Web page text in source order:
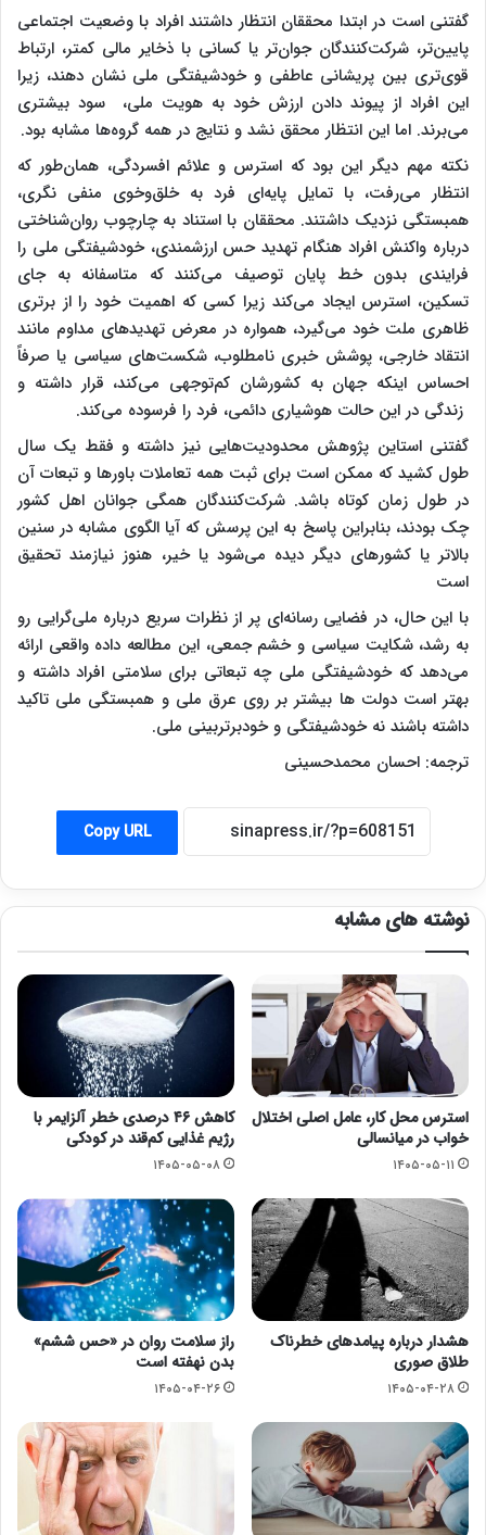
گفتنی است در ابتدا محققان انتظار داشتند افراد با وضعیت اجتماعی
پایین‌تر، شرکت‌کنندگان جوان‌تر یا کسانی با ذخایر مالی کمتر، ارتباط
قوی‌تری بین پریشانی عاطفی و خودشیفتگی ملی نشان دهند، زیرا
این افراد از پیوند دادن ارزش خود به هویت ملی، سود بیشتری
می‌برند. اما این انتظار محقق نشد و نتایج در همه گروه‌ها مشابه بود.
نکته مهم دیگر این بود که استرس و علائم افسردگی، همان‌طور که
انتظار می‌رفت، با تمایل پایه‌ای فرد به خلق‌وخوی منفی نگری،
همبستگی نزدیک داشتند. محققان با استناد به چارچوب روان‌شناختی
درباره واکنش افراد هنگام تهدید حس ارزشمندی، خودشیفتگی ملی را
فرایندی بدون خط پایان توصیف می‌کنند که متاسفانه به جای
تسکین، استرس ایجاد می‌کند زیرا کسی که اهمیت خود را از برتری
ظاهری ملت خود می‌گیرد، همواره در معرض تهدیدهای مداوم مانند
انتقاد خارجی، پوشش خبری نامطلوب، شکست‌های سیاسی یا صرفاً
احساس اینکه جهان به کشورشان کم‌توجهی می‌کند، قرار داشته و
زندگی در این حالت هوشیاری دائمی، فرد را فرسوده می‌کند.
گفتنی استاین پژوهش محدودیت‌هایی نیز داشته و فقط یک سال
طول کشید که ممکن است برای ثبت همه تعاملات باورها و تبعات آن
در طول زمان کوتاه باشد. شرکت‌کنندگان همگی جوانان اهل کشور
چک بودند، بنابراین پاسخ به این پرسش که آیا الگوی مشابه در سنین
بالاتر یا کشورهای دیگر دیده می‌شود یا خیر، هنوز نیازمند تحقیق
است
با این حال، در فضایی رسانه‌ای پر از نظرات سریع درباره ملی‌گرایی رو
به رشد، شکایت سیاسی و خشم جمعی، این مطالعه داده واقعی ارائه
می‌دهد که خودشیفتگی ملی چه تبعاتی برای سلامتی افراد داشته و
بهتر است دولت ها بیشتر بر روی عرق ملی و همبستگی ملی تاکید
داشته باشند نه خودشیفتگی و خودبرتربینی ملی.
ترجمه: احسان محمدحسینی
Copy URL
نوشته های مشابه
استرس محل کار، عامل اصلی اختلال
خواب در میانسالی
۱۴۰۵-۰۵-۱۱
کاهش ۴۶ درصدی خطر آلزایمر با
رژیم غذایی کم‌قند در کودکی
۱۴۰۵-۰۵-۰۸
هشدار درباره پیامدهای خطرناک
طلاق صوری
۱۴۰۵-۰۴-۲۸
راز سلامت روان در «حس ششم»
بدن نهفته است
۱۴۰۵-۰۴-۲۶